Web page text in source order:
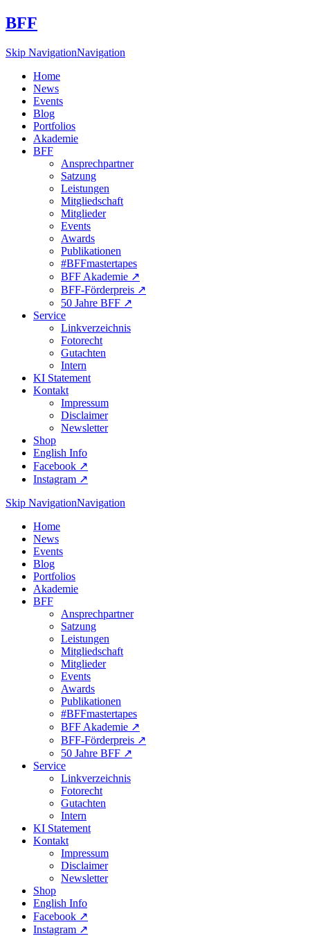
BFF
Skip NavigationNavigation
Home
News
Events
Blog
Portfolios
Akademie
BFF
Ansprechpartner
Satzung
Leistungen
Mitgliedschaft
Mitglieder
Events
Awards
Publikationen
#BFFmastertapes
BFF Akademie ↗︎
BFF-Förderpreis ↗︎
50 Jahre BFF ↗︎
Service
Linkverzeichnis
Fotorecht
Gutachten
Intern
KI Statement
Kontakt
Impressum
Disclaimer
Newsletter
Shop
English Info
Facebook ↗︎
Instagram ↗︎
Skip NavigationNavigation
Home
News
Events
Blog
Portfolios
Akademie
BFF
Ansprechpartner
Satzung
Leistungen
Mitgliedschaft
Mitglieder
Events
Awards
Publikationen
#BFFmastertapes
BFF Akademie ↗︎
BFF-Förderpreis ↗︎
50 Jahre BFF ↗︎
Service
Linkverzeichnis
Fotorecht
Gutachten
Intern
KI Statement
Kontakt
Impressum
Disclaimer
Newsletter
Shop
English Info
Facebook ↗︎
Instagram ↗︎